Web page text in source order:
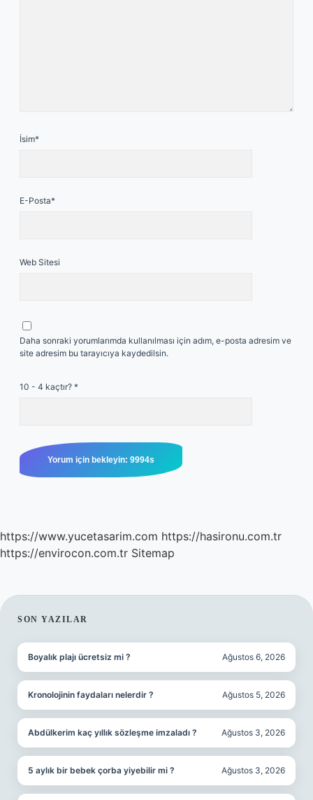
İsim*
E-Posta*
Web Sitesi
Daha sonraki yorumlarımda kullanılması için adım, e-posta adresim ve
site adresim bu tarayıcıya kaydedilsin.
10 - 4 kaçtır? *
https://www.yucetasarim.com https://hasironu.com.tr
https://envirocon.com.tr Sitemap
SIDEBAR
SON YAZILAR
Boyalık plajı ücretsiz mi ? Ağustos 6, 2026
Kronolojinin faydaları nelerdir ? Ağustos 5, 2026
Abdülkerim kaç yıllık sözleşme imzaladı ? Ağustos 3, 2026
5 aylık bir bebek çorba yiyebilir mi ? Ağustos 3, 2026